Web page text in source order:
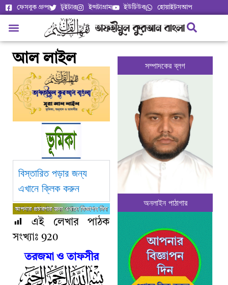
ফেসবুক গ্রুপ টুইটার ইন্সটাগ্রাম ইউটিউব হোয়াইটসআপ
আল লাইল
বিস্তারিত পড়ার জন্য
এখানে ক্লিক করুন
এই লেখার পাঠক
সংখ্যাঃ 920
তরজমা ও তাফসীর
সম্পাদকের ব্লগ
অনলাইন পাঠাগার